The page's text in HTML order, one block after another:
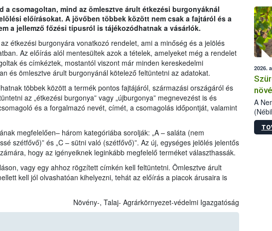
a csomagoltan, mind az ömlesztve árult étkezési burgonyáknál
előírásokat. A jövőben többek között nem csak a fajtáról és a
a jellemző főzési típusról is tájékozódhatnak a vásárlók.
étkezési burgonyára vonatkozó rendelet, ami a minőség és a jelölés
Az előírás alól mentesültek azok a tételek, amelyeket még a rendelet
és címkéztek, mostantól viszont már minden kereskedelmi
és ömlesztve árult burgonyánál kötelező feltüntetni az adatokat.
többek között a termék pontos fajtájáról, származási országáról és
az „étkezési burgonya” vagy „újburgonya” megnevezést is és
és a forgalmazó nevét, címét, a csomagolás időpontját, valamint
megfelelően– három kategóriába sorolják: „A – saláta (nem
szétfővő)” és „C – sütni való (szétfővő)”. Az új, egységes jelölés jelentős
hogy az igényeiknek leginkább megfelelő terméket választhassák.
vagy egy ahhoz rögzített címkén kell feltüntetni. Ömlesztve árult
kell jól olvashatóan kihelyezni, tehát az előírás a piacok árusaira is
Növény-, Talaj- Agrárkörnyezet-védelmi Igazgatóság
2026.
A